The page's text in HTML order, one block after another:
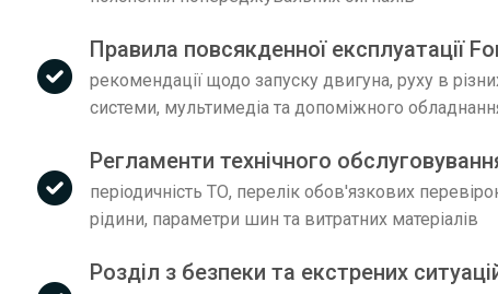
Правила повсякденної експлуатації
рекомендації щодо запуску двигуна, руху в
системи, мультимедіа та допоміжного
Регламенти технічного
періодичність ТО, перелік обов'язкових
рідини, параметри шин та витратних матеріалів
Розділ з безпеки та екстрених